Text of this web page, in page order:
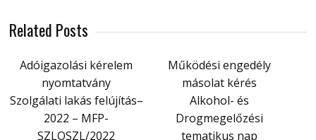
Related Posts
Adóigazolási kérelem
nyomtatvány
Működési engedély
másolat kérés
Szolgálati lakás felújítás–
2022 – MFP-
SZLOSZL/2022
Alkohol- és
Drogmegelőzési
tematikus nap